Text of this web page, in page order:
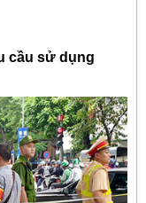
cầu sử dụng